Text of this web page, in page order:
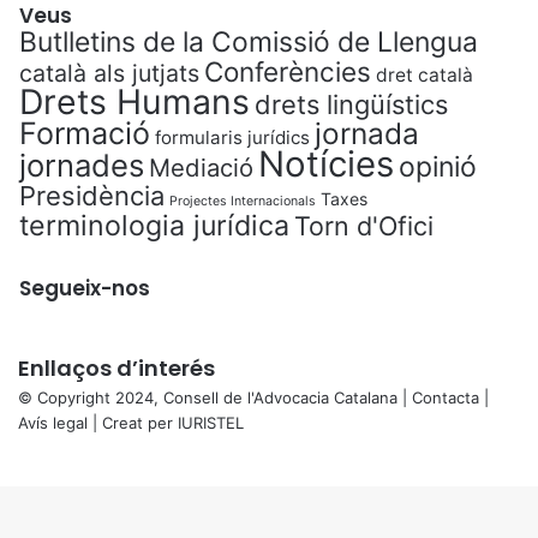
Veus
Butlletins de la Comissió de Llengua
català als jutjats Conferències dret català
Drets Humans drets lingüístics
Formació formularis jurídics jornada
jornades Mediació Notícies opinió
Presidència Projectes Internacionals Taxes
terminologia jurídica Torn d'Ofici
Segueix-nos
Enllaços d’interés
© Copyright 2024, Consell de l'Advocacia Catalana | Contacta
Avís legal | Creat per IURISTEL